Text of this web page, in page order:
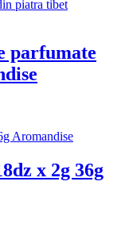
parfumate
x 2g 36g